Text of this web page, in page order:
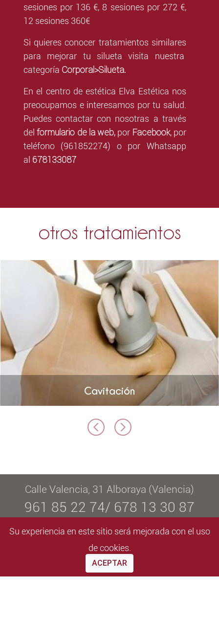
sesiones por 136 €, 8 sesiones por 272 €,
12 sesiones 360€
Si quieres conocer tratamientos similares
para mejorar tu silueta visita nuestra
categoría Corporal>Silueta.
En el centro de estética Elva Estética nos
preocupamos e interesamos por tu salud.
Puedes contactar con nosotras a través
del formulario de la web, por Facebook, por
teléfono (961852274) o por Whatsapp
al 678133087
otros tratamientos
Cavitación
Calle Valencia, 31 Alboraya (Valencia)
961 85 22 74/ 678 13 30 87
info@elvaestetica.com
Su experiencia en este sitio será mejorada con el uso
de cookies.
ACEPTAR